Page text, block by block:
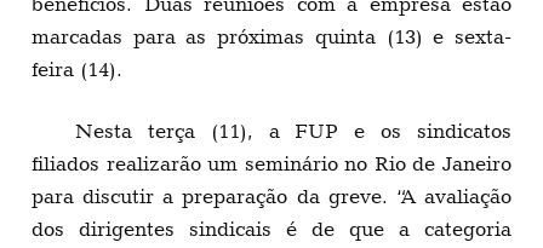
marcadas para as próximas quinta (13) e sexta-
feira (14).
Nesta terça (11), a FUP e os sindicatos
filiados realizarão um seminário no Rio de Janeiro
para discutir a preparação da greve. “A avaliação
dos dirigentes sindicais é de que a categoria